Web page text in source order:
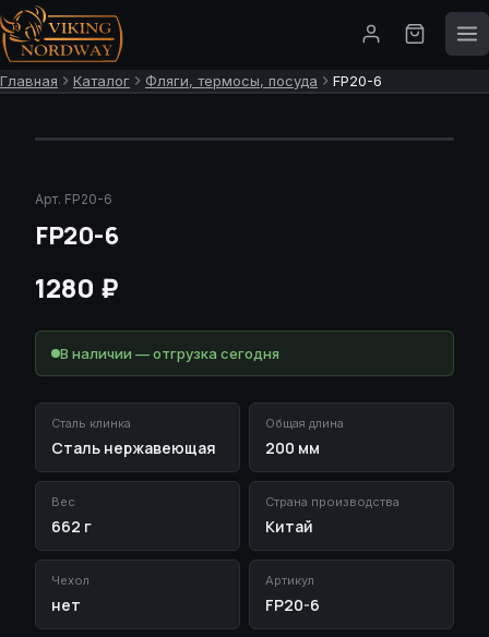
Главная Каталог Фляги, термосы, посуда FP20-6
Арт. FP20-6
FP20-6
1280 ₽
В наличии — отгрузка сегодня
Сталь клинка
Сталь нержавеющая
Общая длина
200 мм
Вес
662 г
Страна производства
Китай
Чехол
нет
Артикул
FP20-6